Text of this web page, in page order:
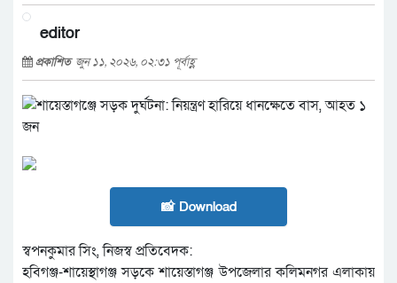
editor
প্রকাশিত জুন ১১, ২০২৬, ০২:৩১ পূর্বাহ্ণ
📸 Download
স্বপনকুমার সিং, নিজস্ব প্রতিবেদক:
হবিগঞ্জ-শায়েস্থাগঞ্জ সড়কে শায়েস্তাগঞ্জ উপজেলার কলিমনগর এলাকায়